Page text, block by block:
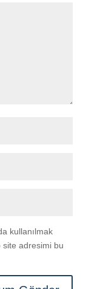
kullanılmak
site adresimi bu